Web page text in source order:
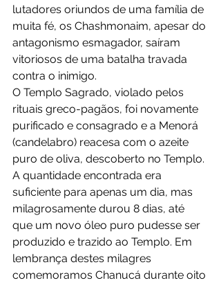
lutadores oriundos de uma família de
muita fé, os Chashmonaim, apesar do
antagonismo esmagador, saíram
vitoriosos de uma batalha travada
contra o inimigo.
O Templo Sagrado, violado pelos
rituais greco-pagãos, foi novamente
purificado e consagrado e a Menorá
(candelabro) reacesa com o azeite
puro de oliva, descoberto no Templo.
A quantidade encontrada era
suficiente para apenas um dia, mas
milagrosamente durou 8 dias, até
que um novo óleo puro pudesse ser
produzido e trazido ao Templo. Em
lembrança destes milagres
comemoramos Chanucá durante oito